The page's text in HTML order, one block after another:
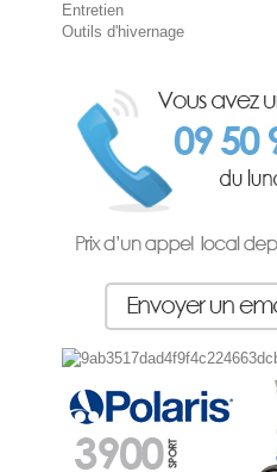
Entretien
Outils d'hivernage